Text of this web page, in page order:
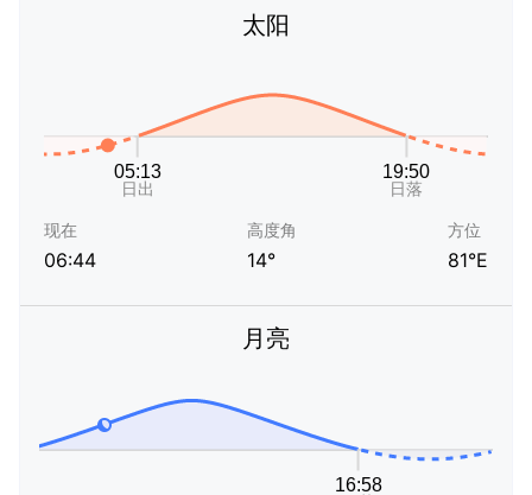
太阳
现在
06:44
高度角
14°
方位
81°E
月亮